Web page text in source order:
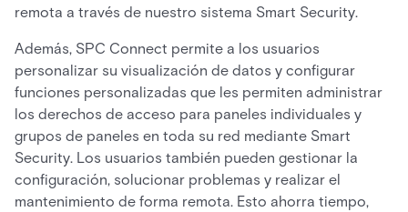
remota a través de nuestro sistema Smart Security.
Además, SPC Connect permite a los usuarios
personalizar su visualización de datos y configurar
funciones personalizadas que les permiten administrar
los derechos de acceso para paneles individuales y
grupos de paneles en toda su red mediante Smart
Security. Los usuarios también pueden gestionar la
configuración, solucionar problemas y realizar el
mantenimiento de forma remota. Esto ahorra tiempo,